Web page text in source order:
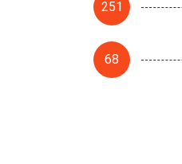
251
68